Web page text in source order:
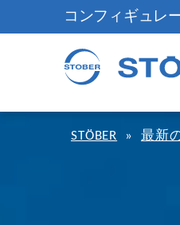
コンフィギュレ
STÖBER » 最新